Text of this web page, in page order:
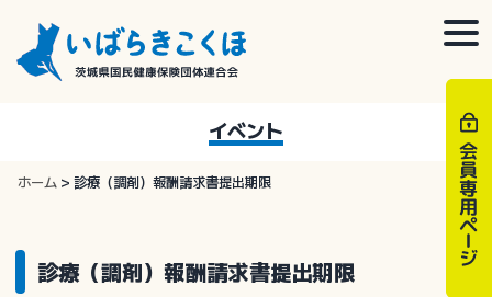
content
イベント
ホーム > 診療（調剤）報酬請求書提出期限
診療（調剤）報酬請求書提出期限